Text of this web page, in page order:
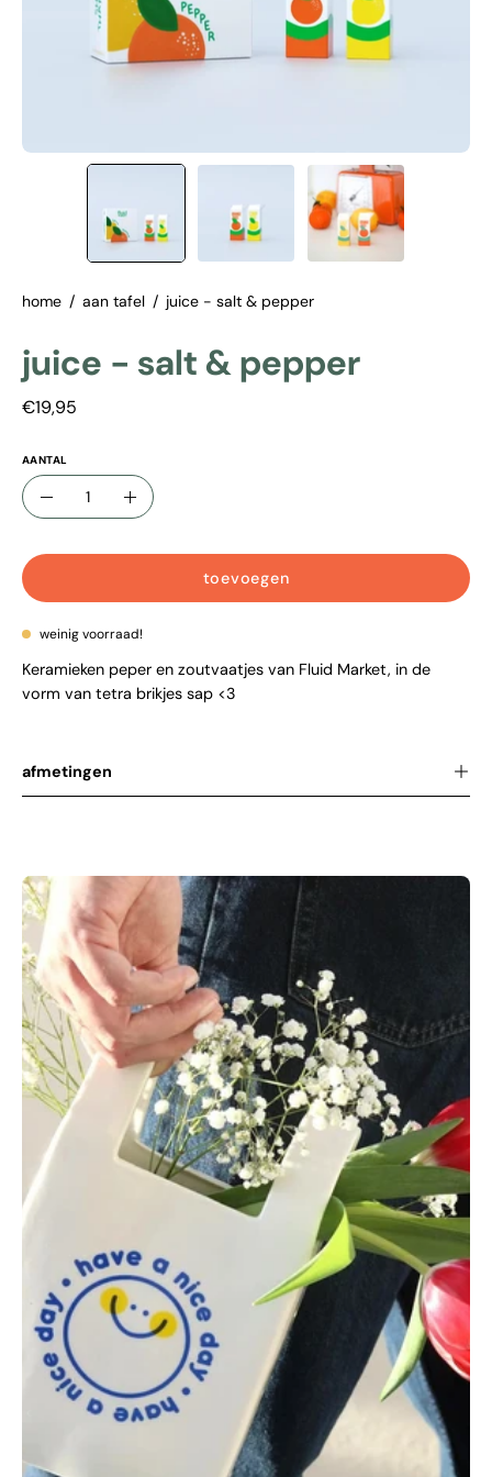
home / aan tafel / juice - salt & pepper
juice - salt & pepper
€19,95
AANTAL
aantal
verlaag
verhoog
toevoegen
weinig voorraad!
Keramieken peper en zoutvaatjes van Fluid Market, in de
vorm van tetra brikjes sap <3
afmetingen